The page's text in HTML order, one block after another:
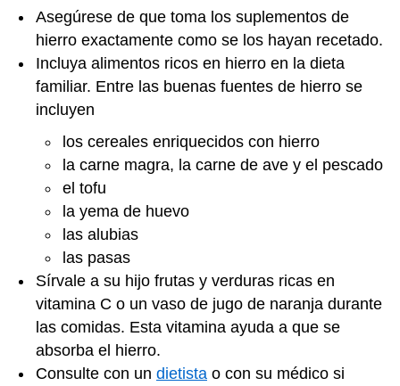
Asegúrese de que toma los suplementos de
hierro exactamente como se los hayan recetado.
Incluya alimentos ricos en hierro en la dieta
familiar. Entre las buenas fuentes de hierro se
incluyen
los cereales enriquecidos con hierro
la carne magra, la carne de ave y el pescado
el tofu
la yema de huevo
las alubias
las pasas
Sírvale a su hijo frutas y verduras ricas en
vitamina C o un vaso de jugo de naranja durante
las comidas. Esta vitamina ayuda a que se
absorba el hierro.
Consulte con un dietista o con su médico si